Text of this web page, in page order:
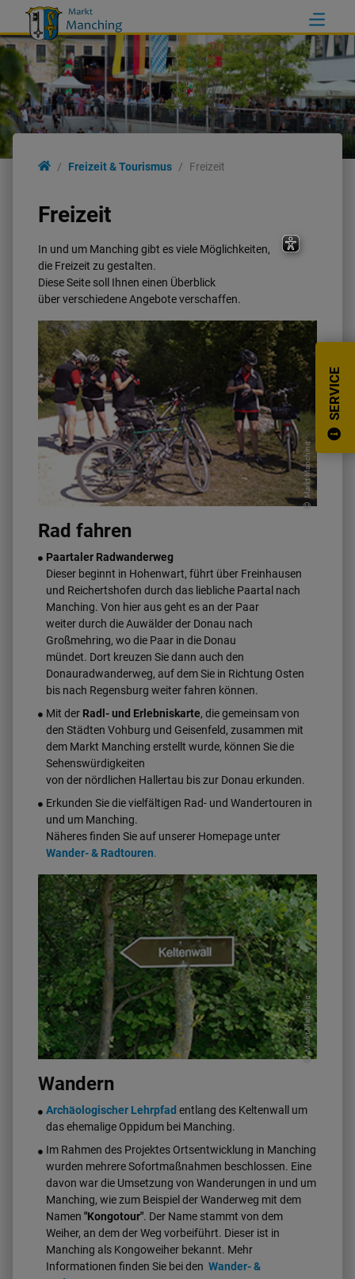
Bürgerservice
Rathaus & Manching
Familie & Soziales
Freizeit & Tourismus
Wirtschaft & Bauen
SERVICE
Freizeit & Tourismus Freizeit
Freizeit
In und um Manching gibt es viele Möglichkeiten,
die Freizeit zu gestalten.
Diese Seite soll Ihnen einen Überblick
über verschiedene Angebote verschaffen.
Markt Manching
Rad fahren
Paartaler Radwanderweg
Dieser beginnt in Hohenwart, führt über Freinhausen
und Reichertshofen durch das liebliche Paartal nach
Manching. Von hier aus geht es an der Paar
weiter durch die Auwälder der Donau nach
Großmehring, wo die Paar in die Donau
mündet. Dort kreuzen Sie dann auch den
Donauradwanderweg, auf dem Sie in Richtung Osten
bis nach Regensburg weiter fahren können.
Mit der Radl- und Erlebniskarte, die gemeinsam von
den Städten Vohburg und Geisenfeld, zusammen mit
dem Markt Manching erstellt wurde, können Sie die
Sehenswürdigkeiten
von der nördlichen Hallertau bis zur Donau erkunden.
Erkunden Sie die vielfältigen Rad- und Wandertouren in
und um Manching.
Näheres finden Sie auf unserer Homepage unter
Wander- & Radtouren.
Markt Manching
Wandern
Archäologischer Lehrpfad entlang des Keltenwall um
das ehemalige Oppidum bei Manching.
Im Rahmen des Projektes Ortsentwicklung in Manching
wurden mehrere Sofortmaßnahmen beschlossen. Eine
davon war die Umsetzung von Wanderungen in und um
Manching, wie zum Beispiel der Wanderweg mit dem
Namen"Kongotour". Der Name stammt von dem
Weiher, an dem der Weg vorbeiführt. Dieser ist in
Manching als Kongoweiher bekannt. Mehr
Informationen finden Sie bei den Wander- &